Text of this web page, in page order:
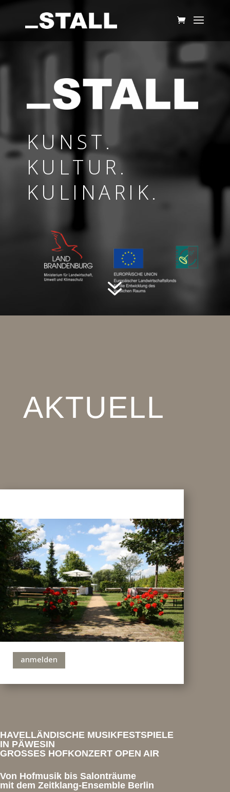
KUNST.
KULTUR.
KULINARIK.
7
AKTUELL
anmelden
HAVELLÄNDISCHE MUSIKFESTSPIELE
IN PÄWESIN
GROSSES HOFKONZERT OPEN AIR
Von Hofmusik bis Salonträume
mit dem Zeitklang-Ensemble Berlin